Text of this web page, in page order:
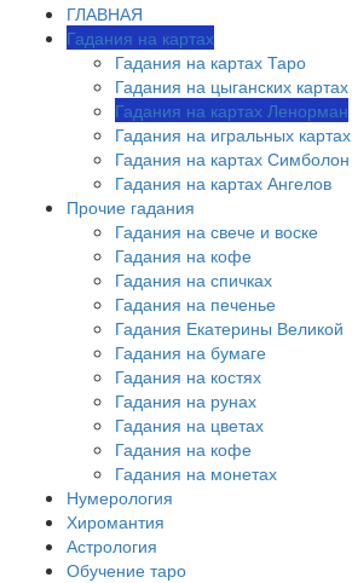
ГЛАВНАЯ
Гадания на картах
Гадания на картах Таро
Гадания на цыганских картах
Гадания на картах Ленорман
Гадания на игральных картах
Гадания на картах Симболон
Гадания на картах Ангелов
Прочие гадания
Гадания на свече и воске
Гадания на кофе
Гадания на спичках
Гадания на печенье
Гадания Екатерины Великой
Гадания на бумаге
Гадания на костях
Гадания на рунах
Гадания на цветах
Гадания на кофе
Гадания на монетах
Нумерология
Хиромантия
Астрология
Обучение таро